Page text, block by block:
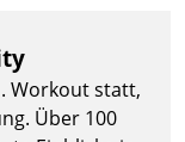
Workout statt,
Über 100